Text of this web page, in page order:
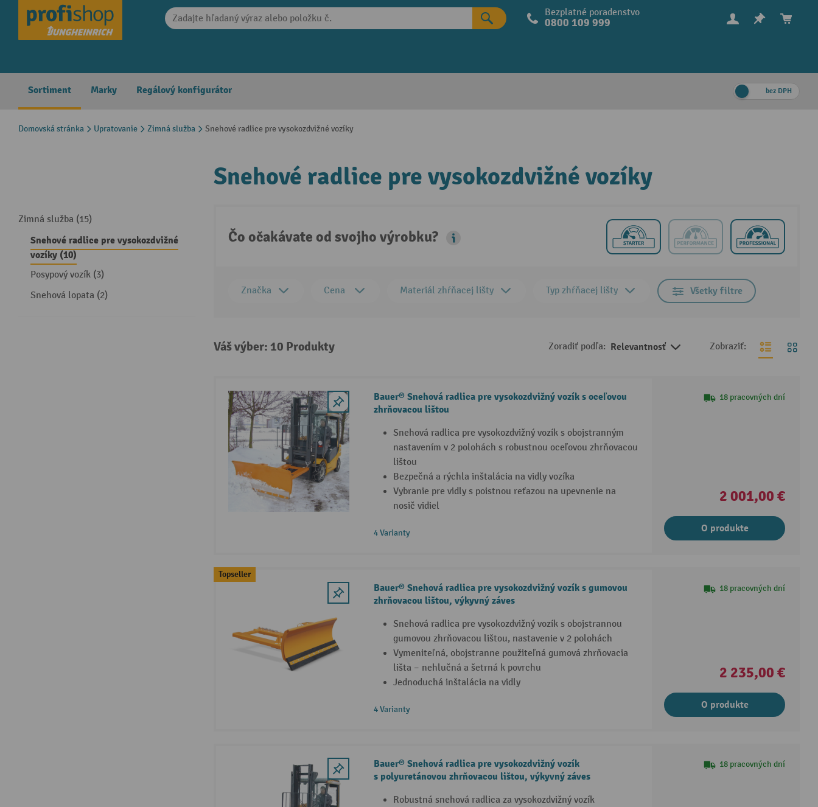
Skip to main navigation Bezplatné poradenstvo
0800 109 999
Sortiment Marky Regálový konfigurátor bez DPH
Domovská stránka Upratovanie Zimná služba Snehové radlice pre vysokozdvižné vozíky
Zimná služba (15)
Snehové radlice pre vysokozdvižné
vozíky (10)
Posypový vozík (3)
Snehová lopata (2)
Snehové radlice pre vysokozdvižné vozíky
Čo očakávate od svojho výrobku?
Značka Cena Materiál zhŕňacej lišty Typ zhŕňacej lišty Všetky filtre
Váš výber: 10 Produkty Zoradiť podľa: Relevantnosť Zobraziť:
Bauer® Snehová radlica pre vysokozdvižný vozík s oceľovou
zhrňovacou lištou
Snehová radlica pre vysokozdvižný vozík s obojstranným
nastavením v 2 polohách s robustnou oceľovou zhrňovacou
lištou
Bezpečná a rýchla inštalácia na vidly vozíka
Vybranie pre vidly s poistnou reťazou na upevnenie na
nosič vidiel
4 Varianty
18 pracovných dní
2 001,00 €
O produkte
Topseller
Bauer® Snehová radlica pre vysokozdvižný vozík s gumovou
zhrňovacou lištou, výkyvný záves
Snehová radlica pre vysokozdvižný vozík s obojstrannou
gumovou zhrňovacou lištou, nastavenie v 2 polohách
Vymeniteľná, obojstranne použiteľná gumová zhrňovacia
lišta – nehlučná a šetrná k povrchu
Jednoduchá inštalácia na vidly
4 Varianty
18 pracovných dní
2 235,00 €
O produkte
Bauer® Snehová radlica pre vysokozdvižný vozík
s polyuretánovou zhrňovacou lištou, výkyvný záves
Robustná snehová radlica za vysokozdvižný vozík
18 pracovných dní